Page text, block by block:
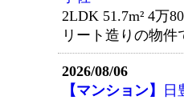
2LDK 51.7m² 4万
リート造りの物件
2026/08/06
【マンション】
日